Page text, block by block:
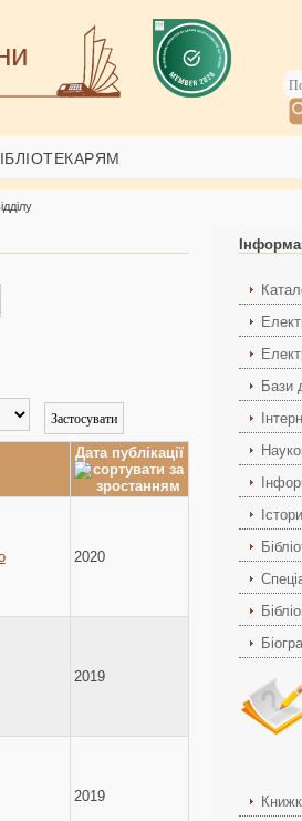
Дата публікації
2020
2019
2019
Бази